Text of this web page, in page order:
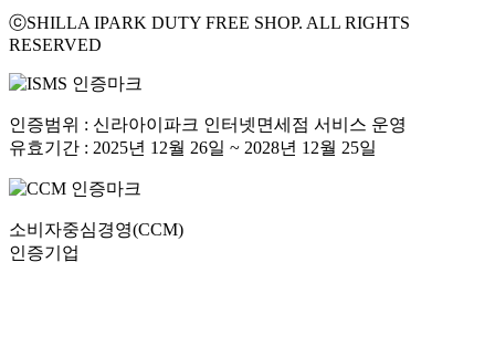
ⓒSHILLA IPARK DUTY FREE SHOP. ALL RIGHTS
RESERVED
인증범위 : 신라아이파크 인터넷면세점 서비스 운영
유효기간 : 2025년 12월 26일 ~ 2028년 12월 25일
소비자중심경영(CCM)
인증기업